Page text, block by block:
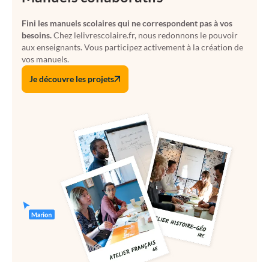
Fini les manuels scolaires qui ne correspondent pas à vos
besoins.Chez lelivrescolaire.fr, nous redonnons le pouvoir
aux enseignants. Vous participez activement à la création de
vos manuels.
Je découvre les projets